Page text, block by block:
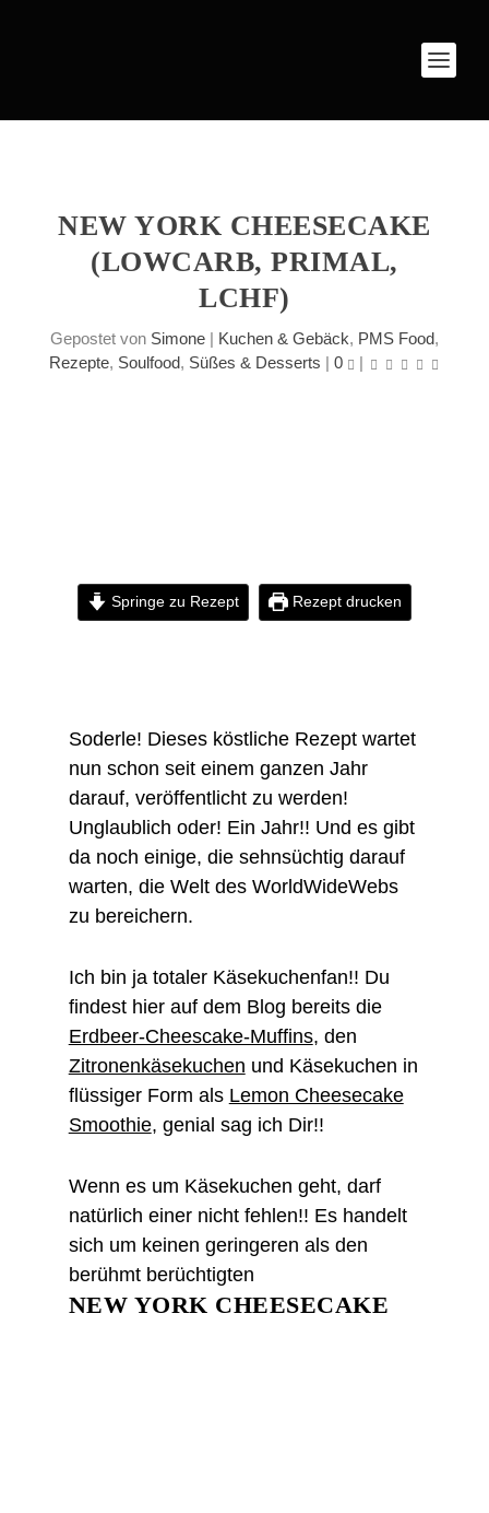
NEW YORK CHEESECAKE
(LOWCARB, PRIMAL,
LCHF)
Gepostet von Simone | Kuchen & Gebäck, PMS Food,
Rezepte, Soulfood, Süßes & Desserts | 0 |
Springe zu Rezept Rezept drucken
Soderle! Dieses köstliche Rezept wartet
nun schon seit einem ganzen Jahr
darauf, veröffentlicht zu werden!
Unglaublich oder! Ein Jahr!! Und es gibt
da noch einige, die sehnsüchtig darauf
warten, die Welt des WorldWideWebs
zu bereichern.
Ich bin ja totaler Käsekuchenfan!! Du
findest hier auf dem Blog bereits die
Erdbeer-Cheescake-Muffins, den
Zitronenkäsekuchen und Käsekuchen in
flüssiger Form als Lemon Cheesecake
Smoothie, genial sag ich Dir!!
Wenn es um Käsekuchen geht, darf
natürlich einer nicht fehlen!! Es handelt
sich um keinen geringeren als den
berühmt berüchtigten
NEW YORK CHEESECAKE